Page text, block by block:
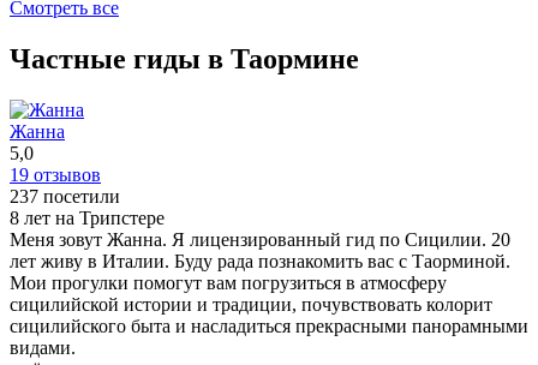
время! Огромное спасибо за теплый приём и до новых
ещё
Экскурсия с Инной по Таормине была увлекательной,
исторических фактов, живой рассказ и потрясающая
атмосфера города — время пролетело незаметно. Огромное
ещё
Смотреть все
Частные гиды в Таормине
Жанна
5,0
19 отзывов
237 посетили
8 лет на Трипстере
Mеня зовут Жанна. Я лицензированный гид по Сицилии. 20
лет живу в Италии. Буду рада познакомить вас с Таорминой.
Мои прогулки помогут вам погрузиться в атмосферу
сицилийской истории и традиции, почувствовать колорит
сицилийского быта и насладиться прекрасными панорамными
видами.